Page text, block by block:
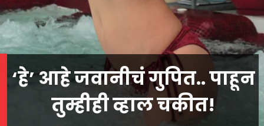
‘हे’ आहे जवानीचं गुपित.. पाहून
तुम्हीही व्हाल चकीत!